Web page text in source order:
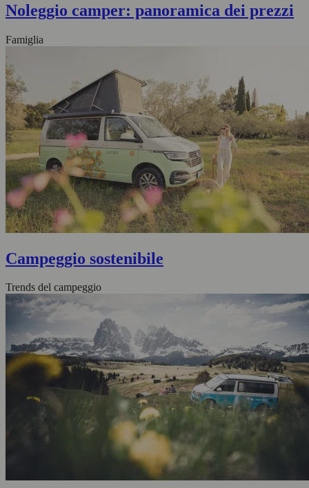
Noleggio camper: panoramica dei prezzi
Famiglia
Campeggio sostenibile
Trends del campeggio